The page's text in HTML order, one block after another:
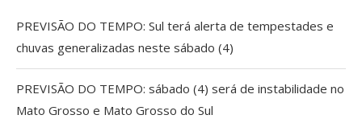
PREVISÃO DO TEMPO: Sul terá alerta de tempestades e
chuvas generalizadas neste sábado (4)
PREVISÃO DO TEMPO: sábado (4) será de instabilidade no
Mato Grosso e Mato Grosso do Sul